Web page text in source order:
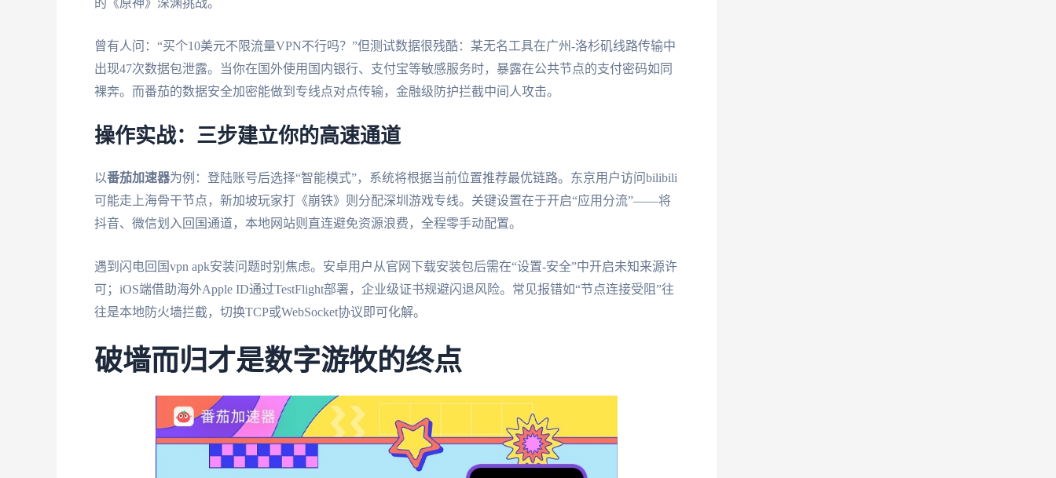
的《原神》深渊挑战。
曾有人问：“买个10美元不限流量VPN不行吗？”但测试数据很残酷：某无名工具在广州-洛杉矶线路传输中
出现47次数据包泄露。当你在国外使用国内银行、支付宝等敏感服务时，暴露在公共节点的支付密码如同
裸奔。而番茄的数据安全加密能做到专线点对点传输，金融级防护拦截中间人攻击。
操作实战：三步建立你的高速通道
以番茄加速器为例：登陆账号后选择“智能模式”，系统将根据当前位置推荐最优链路。东京用户访问bilibili
可能走上海骨干节点，新加坡玩家打《崩铁》则分配深圳游戏专线。关键设置在于开启“应用分流”——将
抖音、微信划入回国通道，本地网站则直连避免资源浪费，全程零手动配置。
遇到闪电回国vpn apk安装问题时别焦虑。安卓用户从官网下载安装包后需在“设置-安全”中开启未知来源许
可；iOS端借助海外Apple ID通过TestFlight部署，企业级证书规避闪退风险。常见报错如“节点连接受阻”往
往是本地防火墙拦截，切换TCP或WebSocket协议即可化解。
破墙而归才是数字游牧的终点